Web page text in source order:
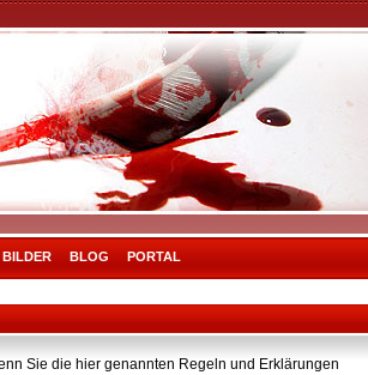
BILDER BLOG PORTAL
Sie die hier genannten Regeln und Erklärungen